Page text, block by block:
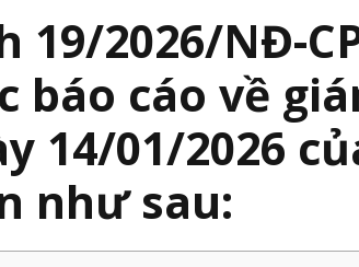
19/2026/NĐ-
báo cáo về
14/01/2026
như sau: